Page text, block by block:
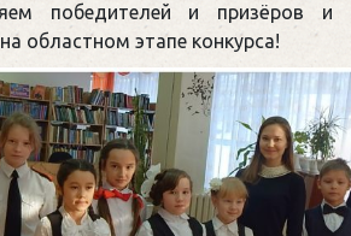
победителей и призёров и
областном этапе конкурса!